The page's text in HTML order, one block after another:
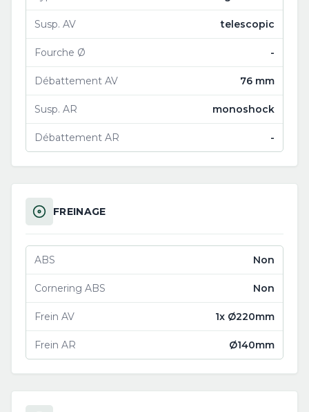
Susp. AV telescopic
Fourche Ø -
Débattement AV 76 mm
Susp. AR monoshock
Débattement AR -
FREINAGE
ABS Non
Cornering ABS Non
Frein AV 1x Ø220mm
Frein AR Ø140mm